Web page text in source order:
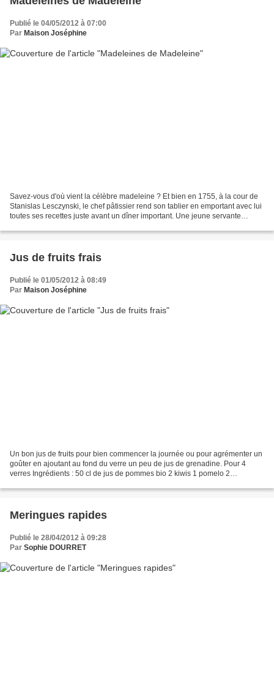
Publié le 04/05/2012 à 07:00
Par Maison Joséphine
Savez-vous d'où vient la célèbre madeleine ? Et bien en 1755, à la cour de
Stanislas Lesczynski, le chef pâtissier rend son tablier en emportant avec lui
toutes ses recettes juste avant un dîner important. Une jeune servante
Jus de fruits frais
Publié le 01/05/2012 à 08:49
Par Maison Joséphine
Un bon jus de fruits pour bien commencer la journée ou pour agrémenter un
goûter en ajoutant au fond du verre un peu de jus de grenadine. Pour 4
verres Ingrédients : 50 cl de jus de pommes bio 2 kiwis 1 pomelo 2
Meringues rapides
Publié le 28/04/2012 à 09:28
Par Sophie DOURRET